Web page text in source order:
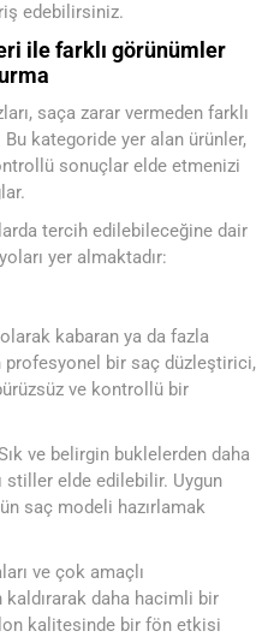
edebilirsiniz.
ile farklı görünümler
saça zarar vermeden farklı
kategoride yer alan ürünler,
sonuçlar elde etmenizi
tercih edilebileceğine dair
yer almaktadır:
kabaran ya da fazla
bir saç düzleştirici,
ve kontrollü bir
ve belirgin buklelerden daha
stiller elde edilebilir. Uygun
saç modeli hazırlamak
ve çok amaçlı
daha hacimli bir
kalitesinde bir fön etkisi